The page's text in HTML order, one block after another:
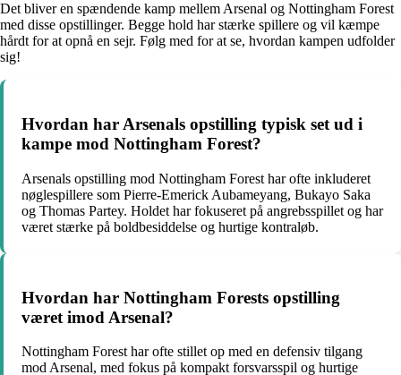
Det bliver en spændende kamp mellem Arsenal og Nottingham Forest
med disse opstillinger. Begge hold har stærke spillere og vil kæmpe
hårdt for at opnå en sejr. Følg med for at se, hvordan kampen udfolder
sig!
Hvordan har Arsenals opstilling typisk set ud i
kampe mod Nottingham Forest?
Arsenals opstilling mod Nottingham Forest har ofte inkluderet
nøglespillere som Pierre-Emerick Aubameyang, Bukayo Saka
og Thomas Partey. Holdet har fokuseret på angrebsspillet og har
været stærke på boldbesiddelse og hurtige kontraløb.
Hvordan har Nottingham Forests opstilling
været imod Arsenal?
Nottingham Forest har ofte stillet op med en defensiv tilgang
mod Arsenal, med fokus på kompakt forsvarsspil og hurtige